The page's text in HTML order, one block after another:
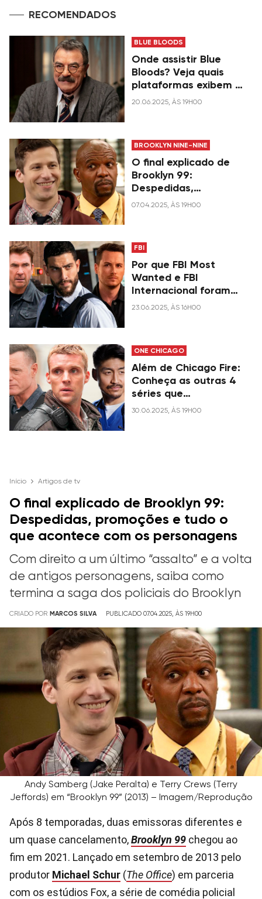
RECOMENDADOS
BLUE BLOODS
Onde assistir Blue
Bloods? Veja quais
plataformas exibem a
série no Brasil
20.06.2025, ÀS 19H00
BROOKLYN NINE-NINE
O final explicado de
Brooklyn 99:
Despedidas,
promoções e tudo o
07.04.2025, ÀS 19H00
FBI
Por que FBI Most
Wanted e FBI
Internacional foram
cancelados?
23.06.2025, ÀS 16H00
ONE CHICAGO
Além de Chicago Fire:
Conheça as outras 4
séries que
compartilham o
30.06.2025, ÀS 19H00
Início Artigos de tv
O final explicado de Brooklyn 99:
Despedidas, promoções e tudo o
que acontece com os personagens
Com direito a um último “assalto” e a volta
de antigos personagens, saiba como
termina a saga dos policiais do Brooklyn
CRIADO POR MARCOS SILVA PUBLICADO 07.04.2025, ÀS 19H00
Andy Samberg (Jake Peralta) e Terry Crews (Terry
Jeffords) em “Brooklyn 99” (2013) – Imagem/Reprodução
Após 8 temporadas, duas emissoras diferentes e
um quase cancelamento,Brooklyn 99 chegou ao
fim em 2021. Lançado em setembro de 2013 pelo
produtor Michael Schur (The Office) em parceria
com os estúdios Fox, a série de comédia policial